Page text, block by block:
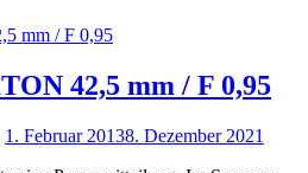
42,5 mm / F 0,95
1. Februar 20138. Dezember 2021